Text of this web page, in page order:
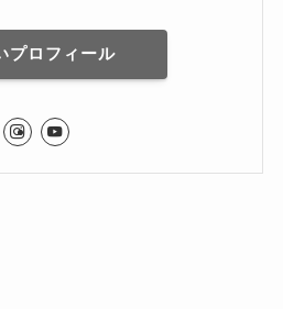
プロフィール